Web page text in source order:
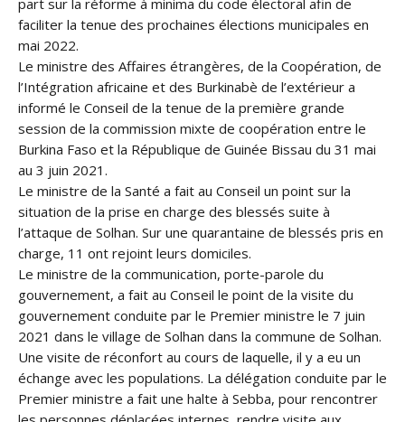
part sur la réforme à minima du code électoral afin de
faciliter la tenue des prochaines élections municipales en
mai 2022.
Le ministre des Affaires étrangères, de la Coopération, de
l’Intégration africaine et des Burkinabè de l’extérieur a
informé le Conseil de la tenue de la première grande
session de la commission mixte de coopération entre le
Burkina Faso et la République de Guinée Bissau du 31 mai
au 3 juin 2021.
Le ministre de la Santé a fait au Conseil un point sur la
situation de la prise en charge des blessés suite à
l’attaque de Solhan. Sur une quarantaine de blessés pris en
charge, 11 ont rejoint leurs domiciles.
Le ministre de la communication, porte-parole du
gouvernement, a fait au Conseil le point de la visite du
gouvernement conduite par le Premier ministre le 7 juin
2021 dans le village de Solhan dans la commune de Solhan.
Une visite de réconfort au cours de laquelle, il y a eu un
échange avec les populations. La délégation conduite par le
Premier ministre a fait une halte à Sebba, pour rencontrer